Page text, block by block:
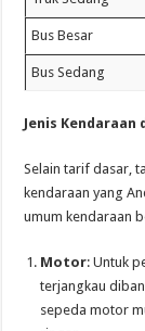
Bus Besar
Bus Sedang
Jenis Kendaraan
Selain tarif dasar,
kendaraan yang
umum kendaraan
Motor: Untuk
terjangkau
sepeda motor